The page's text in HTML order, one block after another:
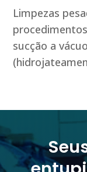
Limpezas
sucção a